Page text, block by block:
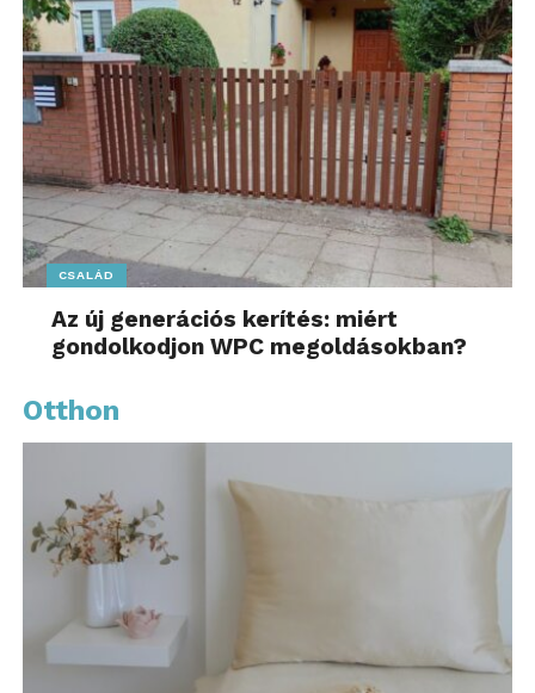
CSALÁD
Az új generációs kerítés: miért
gondolkodjon WPC megoldásokban?
Otthon